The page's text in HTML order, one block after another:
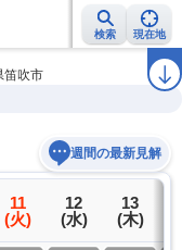
検索 現在地
注意報 ラ
笛吹市
週間の最新見解
11
(火)
12
(水)
13
(木)